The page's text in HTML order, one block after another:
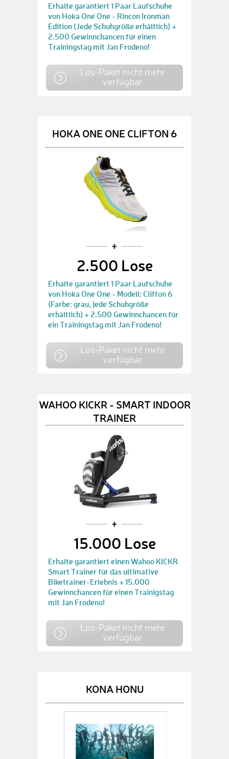
Erhalte garantiert 1 Paar Laufschuhe
von Hoka One One - Rincon Ironman
Edition (Jede Schuhgröße erhältlich) +
2.500 Gewinnchancen für einen
Trainingstag mit Jan Frodeno!
Los-Paket nicht mehr
verfügbar
HOKA ONE ONE CLIFTON 6
2.500 Lose
Erhalte garantiert 1 Paar Laufschuhe
von Hoka One One - Modell: Clifton 6
(Farbe: grau, jede Schuhgröße
erhältlich) + 2.500 Gewinnchancen für
ein Trainingstag mit Jan Frodeno!
Los-Paket nicht mehr
verfügbar
WAHOO KICKR - SMART INDOOR
TRAINER
15.000 Lose
Erhalte garantiert einen Wahoo KICKR
Smart Trainer für das ultimative
Biketrainer-Erlebnis + 15.000
Gewinnchancen für einen Trainigstag
mit Jan Frodeno!
Los-Paket nicht mehr
verfügbar
KONA HONU